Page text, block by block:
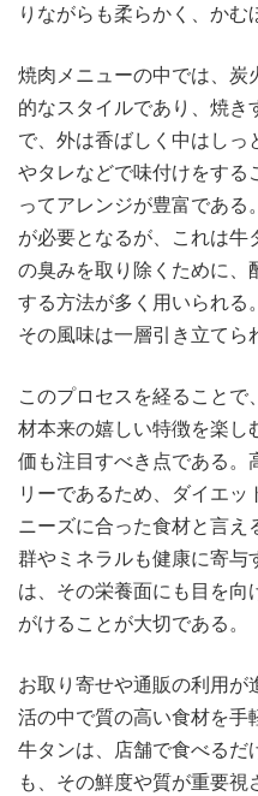
りながらも柔らかく、かむ
焼肉メニューの中では、炭
的なスタイルであり、焼き
で、外は香ばしく中はしっ
やタレなどで味付けをする
ってアレンジが豊富であ
が必要となるが、これは
の臭みを取り除くために、
する方法が多く用いられる
その風味は一層引き立てら
このプロセスを経ること
材本来の嬉しい特徴を楽し
価も注目すべき点である。
リーであるため、ダイエッ
ニーズに合った食材と言え
群やミネラルも健康に寄与
は、その栄養面にも目を
がけることが大切である。
お取り寄せや通販の利用が
活の中で質の高い食材を手
牛タンは、店舗で食べるだ
も、その鮮度や質が重要